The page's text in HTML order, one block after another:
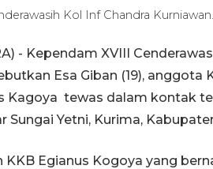
Kol Inf Chandra
- Kependam XVIII
Esa Giban (19),
Kagoya tewas dalam kontak
Sungai Yetni, Kurima,
KKB Egianus Kogoya yang